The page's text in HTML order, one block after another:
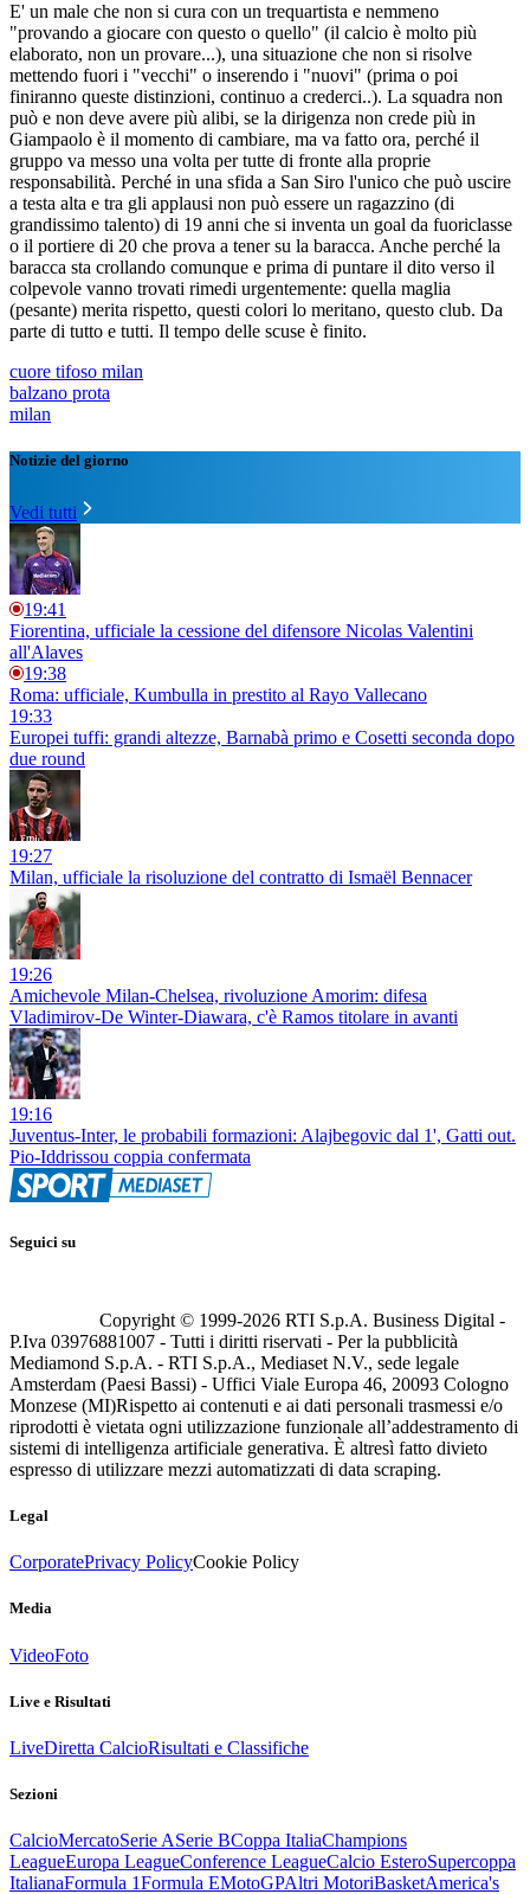
E' un male che non si cura con un trequartista e nemmeno
"provando a giocare con questo o quello" (il calcio è molto più
elaborato, non un provare...), una situazione che non si risolve
mettendo fuori i "vecchi" o inserendo i "nuovi" (prima o poi
finiranno queste distinzioni, continuo a crederci..). La squadra non
può e non deve avere più alibi, se la dirigenza non crede più in
Giampaolo è il momento di cambiare, ma va fatto ora, perché il
gruppo va messo una volta per tutte di fronte alla proprie
responsabilità. Perché in una sfida a San Siro l'unico che può uscire
a testa alta e tra gli applausi non può essere un ragazzino (di
grandissimo talento) di 19 anni che si inventa un goal da fuoriclasse
o il portiere di 20 che prova a tener su la baracca. Anche perché la
baracca sta crollando comunque e prima di puntare il dito verso il
colpevole vanno trovati rimedi urgentemente: quella maglia
(pesante) merita rispetto, questi colori lo meritano, questo club. Da
parte di tutto e tutti. Il tempo delle scuse è finito.
cuore tifoso milan
balzano prota
milan
Notizie del giorno
Vedi tutti
19:41
Fiorentina, ufficiale la cessione del difensore Nicolas Valentini
all'Alaves
19:38
Roma: ufficiale, Kumbulla in prestito al Rayo Vallecano
19:33
Europei tuffi: grandi altezze, Barnabà primo e Cosetti seconda dopo
due round
19:27
Milan, ufficiale la risoluzione del contratto di Ismaël Bennacer
19:26
Amichevole Milan-Chelsea, rivoluzione Amorim: difesa
Vladimirov-De Winter-Diawara, c'è Ramos titolare in avanti
19:16
Juventus-Inter, le probabili formazioni: Alajbegovic dal 1', Gatti out.
Pio-Iddrissou coppia confermata
Seguici su
Copyright © 1999-2026 RTI S.p.A. Business Digital -
P.Iva 03976881007 - Tutti i diritti riservati - Per la pubblicità
Mediamond S.p.A. - RTI S.p.A., Mediaset N.V., sede legale
Amsterdam (Paesi Bassi) - Uffici Viale Europa 46, 20093 Cologno
Monzese (MI)Rispetto ai contenuti e ai dati personali trasmessi e/o
riprodotti è vietata ogni utilizzazione funzionale all’addestramento di
sistemi di intelligenza artificiale generativa. È altresì fatto divieto
espresso di utilizzare mezzi automatizzati di data scraping.
Legal
CorporatePrivacy PolicyCookie Policy
Media
VideoFoto
Live e Risultati
LiveDiretta CalcioRisultati e Classifiche
Sezioni
CalcioMercatoSerie ASerie BCoppa ItaliaChampions
LeagueEuropa LeagueConference LeagueCalcio EsteroSupercoppa
ItalianaFormula 1Formula EMotoGPAltri MotoriBasketAmerica's